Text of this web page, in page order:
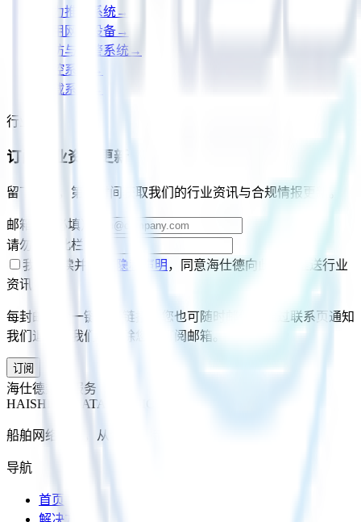
电力推进系统→
船用网络设备→
消防与报警系统 →
货控系统
压载系统
行业资讯
订阅行业资讯更新
留下邮箱，第一时间获取我们的行业资讯与合规情报更新。
邮箱
（必填）
请勿填写此栏
我已阅读并同意
隐私声明 ，同意海仕德向此邮箱推送行业
资讯更新。
每封邮件含一键退订链接；您也可随时邮件或通过联系页通知
我们退订，我们将删除您的订阅邮箱。
订阅
海仕德数据服务
HAISHIDE DATA SERVICE
船舶网络安全，从合规到持续韧性。
导航
首页